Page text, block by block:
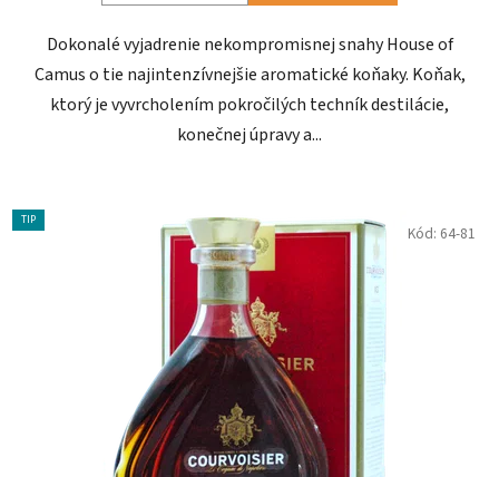
Dokonalé vyjadrenie nekompromisnej snahy House of
Camus o tie najintenzívnejšie aromatické koňaky. Koňak,
ktorý je vyvrcholením pokročilých techník destilácie,
konečnej úpravy a...
TIP
Kód: 64-81